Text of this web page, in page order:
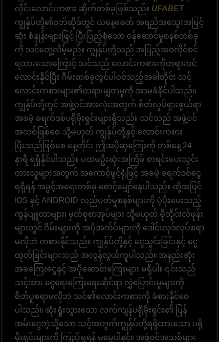
လိုင်းလောင်းကစား ဆိုက်တစ်ခုဖြစ်သည်။ UFABET
ကျွန်ုပ်တို့၏ဝဘ်ဆိုဒ်တွင် ယနေ့ခေတ် အရည်အသွေးအမြင့်
ဆုံး စံနှုန်းများဖြင့် ပြီးပြည့်စုံသော ဝန်ဆောင်မှုစနစ်တစ်ခု
ကို သင်တွေ့လိမ့်မည်။ ကျွန်ုပ်တို့သည် အပြည့်အဝလိုင်စင်
ရထားသောကြောင့် သင်သည် လောင်းကစားကိုတရားဝင်
လောင်းနိုင်ပြီး ဂိမ်းတစ်ခုတွင်ပါဝင်သည့်အခါတိုင်း သင့်
လောင်းကစားများ၏တရားမျှတမှုကို အာမခံနိုင်ပါသည်။
ကျွန်ုပ်တို့တွင် အဖွဲ့ဝင်အားလုံးအတွက် စိတ်လှုပ်ရှားဖွယ်ရာ
အခမဲ့ ခရက်ဒစ်ပရိုမိုးရှင်းများရှိသည်။ သင်သည် အဖွဲ့ဝင်
အသစ်ဖြစ်စေ သို့မဟုတ် ကျွန်ုပ်တို့နှင့် လောင်းကစား
ပြီးသည်ဖြစ်စေ နေ့တိုင်း ဤအပိုဆုကြေးကို တစ်နေ့ 24
နာရီ ရရှိနိုင်ပါသည်။ ပထမဦးဆုံးအကြိမ် စာရင်းပေးသွင်း
ထားသူများအတွက် အကောင့်ဖွင့်ရုံဖြင့် အခမဲ့ ခရက်ဒစ်ငွေ
ရရှိရန် အခွင့်အရေးတစ်ခု စောင့်မျှော်နေပါသည်။ ထို့အပြင်
IOS နှင့် ANDROID လည်ပတ်မှုစနစ်များကို ပံ့ပိုးပေးသည့်
ကွန်ပျူတာများ၊ မှတ်စုစာအုပ်များ သို့မဟုတ် မိုဘိုင်းလ်ဖုန်း
များတွင် ဂိမ်းများကို အပိုအက်ပ်များကို ဒေါင်းလုဒ်လုပ်စရာ
မလိုဘဲ ကစားနိုင်သည်။ ကျွန်ုပ်တို့နှင့် ငွေသွင်းခြင်းနှင့် ငွေ
ထုတ်ခြင်းများသည် အလွန်လွယ်ကူပါသည်။ အနည်းဆုံး
အခကြေးငွေနှင့် အပိုဆောင်းကြေးများ မရှိပါ။ ၎င်းသည်
သင့်အား ငွေရေးကြေးရေးဆိုင်ရာ လွှဲပြောင်းမှုများကို
စိတ်ပူစရာမလိုဘဲ သင်၏လောင်းကစားကို ခံစားနိုင်စေ
ပါသည်။ ဆုံးရှုံးသွားသော လက်ကျန်ပရိုမိုးရှင်း၏ ပြန်
အမ်းငွေကဲ့သို့သော သင့်အတွက်ကျွန်ုပ်တို့ရရှိထားသော ပရို
မိုးရှင်းများကို ကြည့်ရှုရန် မမေ့ပါနှင့်။ အဖွဲ့ဝင်အသစ်များ